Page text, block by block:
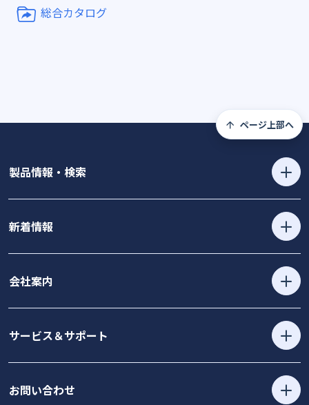
総合カタログ
ページ上部へ
製品情報・検索
新着情報
会社案内
サービス＆サポート
お問い合わせ